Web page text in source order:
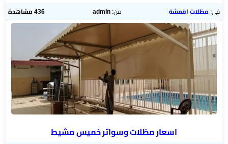
في:مظلات اقمشة من:admin 436 مشاهدة
اسعار مظلات وسواتر خميس مشيط